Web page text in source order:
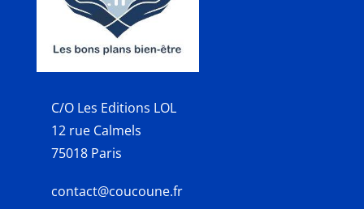
C/O Les Editions LOL
12 rue Calmels
75018 Paris
contact@coucoune.fr